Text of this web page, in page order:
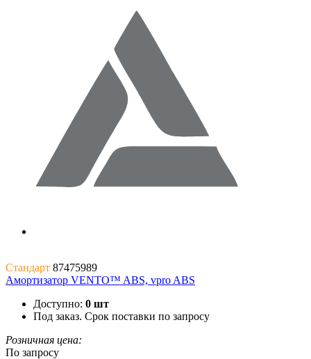
Стандарт 87475989
Амортизатор VENTO™ ABS, vpro ABS
Доступно: 0 шт
Под заказ. Срок поставки по запросу
Розничная цена:
По запросу